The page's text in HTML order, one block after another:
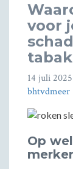
voor
14 juli 2025
bhtvdmeer
Op